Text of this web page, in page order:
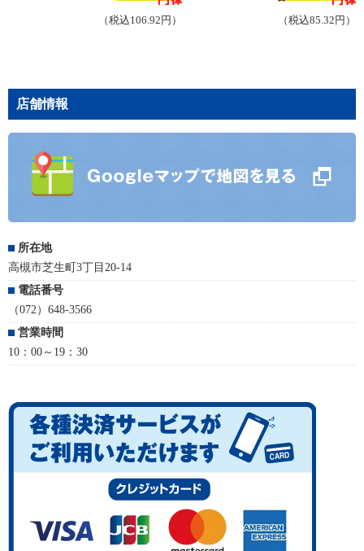
（税込106.92円） （税込85.32円）
店舗情報
所在地
高槻市芝生町3丁目20-14
電話番号
（072）648-3566
営業時間
10：00～19：30